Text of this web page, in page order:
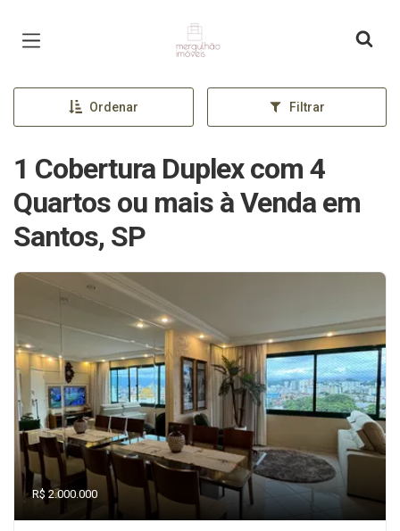
Página inicial
Ordenar Filtrar
1 Cobertura Duplex com 4
Quartos ou mais à Venda em
Santos, SP
R$ 2.000.000